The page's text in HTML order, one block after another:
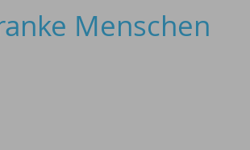
Menschen